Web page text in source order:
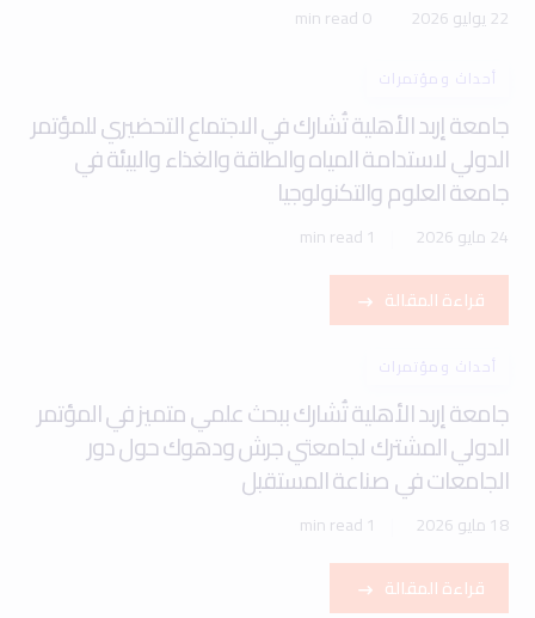
22 يوليو 2026 0 min read
أحداث ومؤتمرات
جامعة إربد الأهلية تُشارك في الاجتماع التحضيري للمؤتمر
الدولي لاستدامة المياه والطاقة والغذاء والبيئة في
جامعة العلوم والتكنولوجيا
24 مايو 2026 1 min read
قراءة المقالة
أحداث ومؤتمرات
جامعة إربد الأهلية تُشارك ببحث علمي متميز في المؤتمر
الدولي المشترك لجامعتي جرش ودهوك حول دور
الجامعات في صناعة المستقبل
18 مايو 2026 1 min read
قراءة المقالة